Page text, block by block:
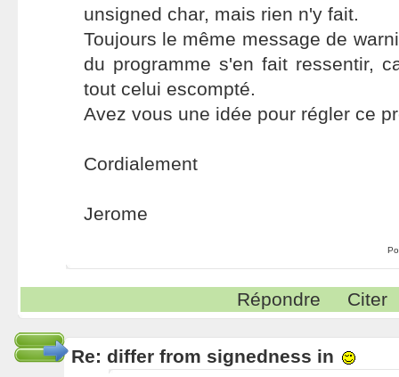
unsigned char, mais rien n'y fait.
Toujours le même message de
du programme s'en fait ressentir,
tout celui escompté.
Avez vous une idée pour régler ce
Cordialement
Jerome
Répondre Citer
Re: differ from signedness in